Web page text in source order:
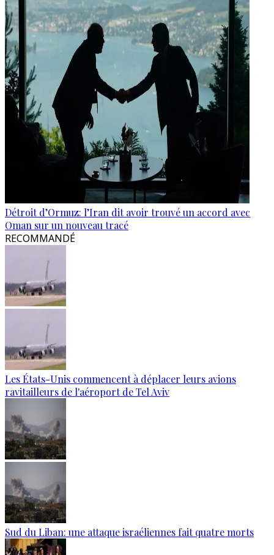
Détroit d’Ormuz: l’Iran dit avoir trouvé un accord avec
Oman sur un nouveau tracé
RECOMMANDÉ
Les États-Unis commencent à déplacer leurs avions
ravitailleurs de l'aéroport de Tel Aviv
Sud du Liban: une attaque israéliennes fait quatre morts